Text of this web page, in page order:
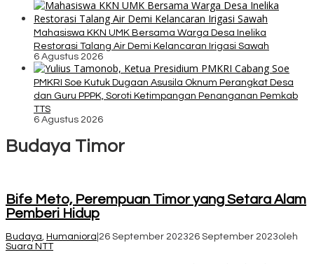
Mahasiswa KKN UMK Bersama Warga Desa Inelika
Restorasi Talang Air Demi Kelancaran Irigasi Sawah
6 Agustus 2026
PMKRI Soe Kutuk Dugaan Asusila Oknum Perangkat Desa
dan Guru PPPK, Soroti Ketimpangan Penanganan Pemkab
TTS
6 Agustus 2026
Budaya Timor
Bife Meto, Perempuan Timor yang Setara Alam
Pemberi Hidup
Budaya, Humaniora 26 September 202326 September 2023oleh
Suara NTT